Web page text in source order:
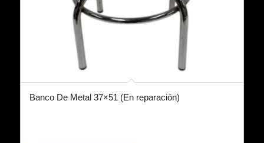
Banco De Metal 37×51 (En reparación)